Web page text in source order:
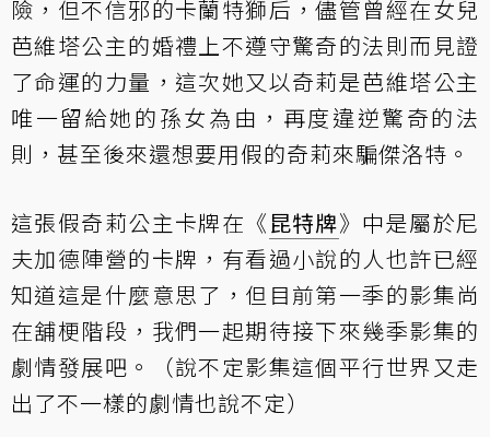
險，但不信邪的卡蘭特獅后，儘管曾經在女兒
芭維塔公主的婚禮上不遵守驚奇的法則而見證
了命運的力量，這次她又以奇莉是芭維塔公主
唯一留給她的孫女為由，再度違逆驚奇的法
則，甚至後來還想要用假的奇莉來騙傑洛特。
這張假奇莉公主卡牌在《 昆特牌》中是屬於尼
夫加德陣營的卡牌，有看過小說的人也許已經
知道這是什麼意思了，但目前第一季的影集尚
在舖梗階段，我們一起期待接下來幾季影集的
劇情發展吧。（說不定影集這個平行世界又走
出了不一樣的劇情也說不定）